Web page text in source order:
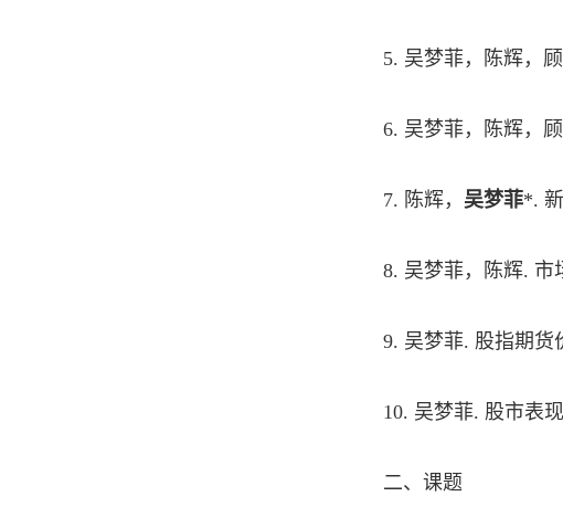
5. 吴梦菲，陈辉，
6. 吴梦菲，陈辉，
7. 陈辉， 吴梦菲*.
8. 吴梦菲，陈辉. 市
9. 吴梦菲. 股指期货
10. 吴梦菲. 股市表
二、课题